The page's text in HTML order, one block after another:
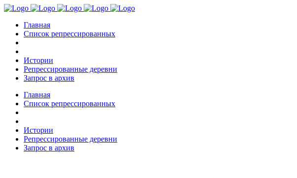
Главная
Список репрессированных
Истории
Репрессированные деревни
Запрос в архив
Главная
Список репрессированных
Истории
Репрессированные деревни
Запрос в архив